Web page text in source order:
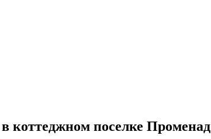
коттеджном поселке Променад